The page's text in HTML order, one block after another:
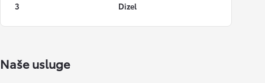
3
Dizel
Naše usluge